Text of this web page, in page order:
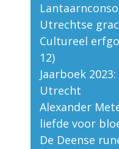
Utrechtse
Cultureel
12)
Jaarboek
Utrecht
Alexander
liefde voor
De Deense